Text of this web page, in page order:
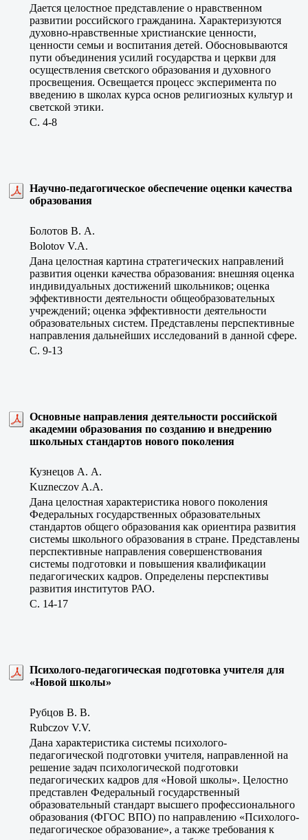
Дается целостное представление о нравственном
развитии российского гражданина. Характеризуются
духовно-нравственные христианские ценности,
ценности семьи и воспитания детей. Обосновываются
пути объединения усилий государства и церкви для
осуществления светского образования и духовного
просвещения. Освещается процесс эксперимента по
введению в школах курса основ религиозных культур и
светской этики.
C. 4-8
Научно-педагогическое обеспечение оценки качества
образования
Болотов В. А.
Bolotov V.A.
Дана целостная картина стратегических направлений
развития оценки качества образования: внешняя оценка
индивидуальных достижений школьников; оценка
эффективности деятельности общеобразовательных
учреждений; оценка эффективности деятельности
образовательных систем. Представлены перспективные
направления дальнейших исследований в данной сфере.
C. 9-13
Основные направления деятельности российской
академии образования по созданию и внедрению
школьных стандартов нового поколения
Кузнецов А. А.
Kuzneczov A.A.
Дана целостная характеристика нового поколения
Федеральных государственных образовательных
стандартов общего образования как ориентира развития
системы школьного образования в стране. Представлены
перспективные направления совершенствования
системы подготовки и повышения квалификации
педагогических кадров. Определены перспективы
развития институтов РАО.
C. 14-17
Психолого-педагогическая подготовка учителя для
«Новой школы»
Рубцов В. В.
Rubczov V.V.
Дана характеристика системы психолого-
педагогической подготовки учителя, направленной на
решение задач психологической подготовки
педагогических кадров для «Новой школы». Целостно
представлен Федеральный государственный
образовательный стандарт высшего профессионального
образования (ФГОС ВПО) по направлению «Психолого-
педагогическое образование», а также требования к